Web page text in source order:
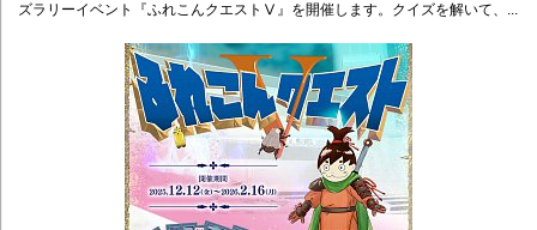
ズラリーイベント『ふれこんクエストⅤ』を開催します。クイズを解いて、...